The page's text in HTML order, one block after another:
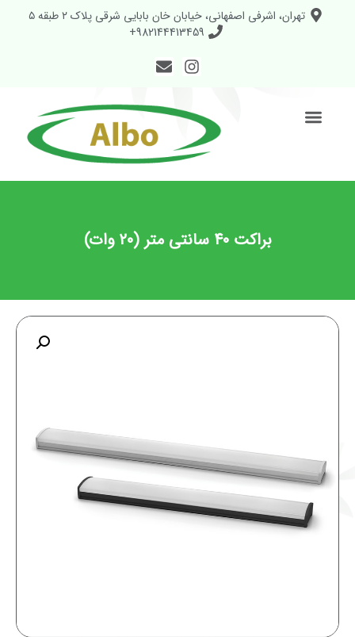
تهران، اشرفی اصفهانی، خیابان خان بابایی شرقی پلاک ۲ طبقه ۵
982144413459+
براکت 40 سانتی متر (20 وات)